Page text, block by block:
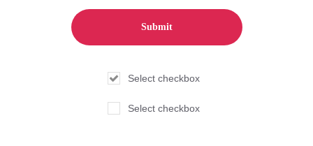
Select checkbox
Select checkbox